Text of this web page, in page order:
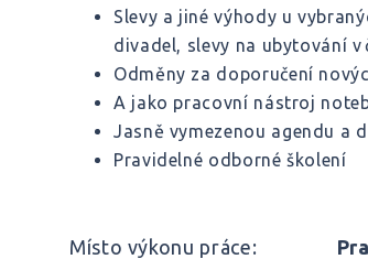
Slevy a jiné výhody u
divadel, slevy na ubytování v
Odměny za doporučení
A jako pracovní nástroj
Jasně vymezenou agendu a
Pravidelné odborné školení
Místo výkonu práce: